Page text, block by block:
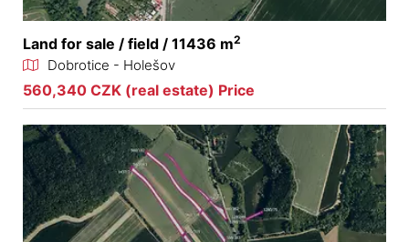
Land for sale / field / 11436 m2
Dobrotice - Holešov
560,340 CZK (real estate) Price